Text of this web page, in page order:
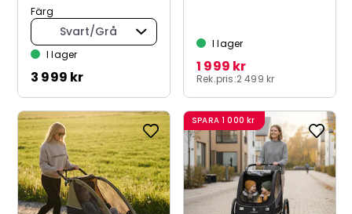
Färg
Svart/Grå
I lager
3 999 kr
I lager
Rek.pris:2 499 kr
1 999 kr
SPARA 1 000 kr